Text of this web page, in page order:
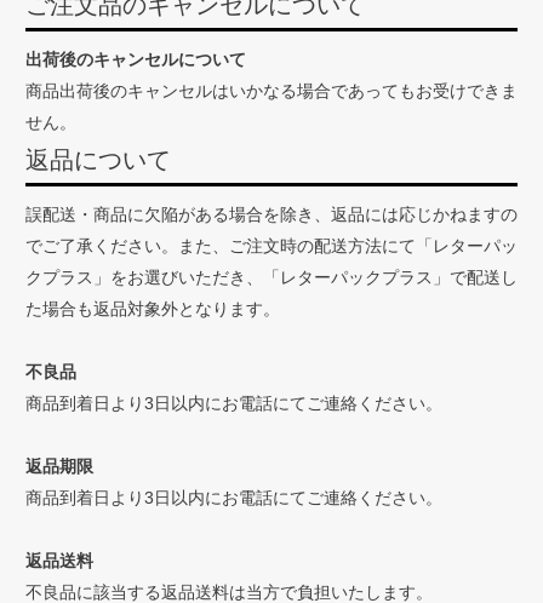
出荷後のキャンセルについて
商品出荷後のキャンセルはいかなる場合であってもお受けできま
せん。
返品について
誤配送・商品に欠陥がある場合を除き、返品には応じかねますの
でご了承ください。また、ご注文時の配送方法にて「レターパッ
クプラス」をお選びいただき、「レターパックプラス」で配送し
た場合も返品対象外となります。
不良品
商品到着日より3日以内にお電話にてご連絡ください。
返品期限
商品到着日より3日以内にお電話にてご連絡ください。
返品送料
不良品に該当する返品送料は当方で負担いたします。